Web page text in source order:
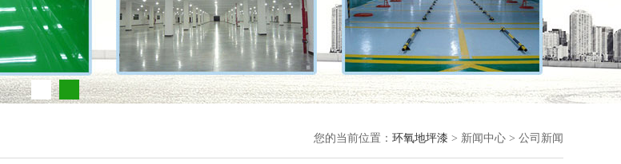
您的当前位置： 环氧地坪漆 > 新闻中心 > 公司新闻